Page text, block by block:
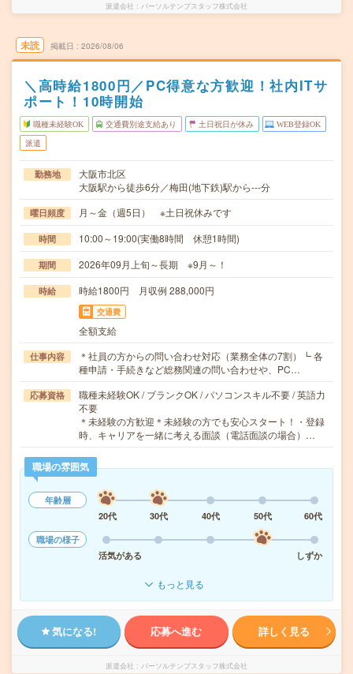
派遣会社 パーソルテンプスタッフ株式会社
未読 掲載日 2026/08/06
＼高時給1800円／PC得意な方歓迎！社内ITサ
ポート！10時開始
職種未経験OK 交通費別途支給あり 土日祝日が休み WEB登録OK
派遣
勤務地
大阪市北区
大阪駅から徒歩6分／梅田(地下鉄)駅から---分
曜日頻度 月～金（週5日） ※土日祝休みです
時間 10:00～19:00(実働8時間 休憩1時間)
期間 2026年09月上旬～長期 ※9月～！
時給 時給1800円 月収例 288,000円
交通費
全額支給
仕事内容
＊社員の方からの問い合わせ対応（業務全体の7割）┗ 各
種申請・手続きなど総務関連の問い合わせや、PC…
応募資格
職種未経験OK / ブランクOK / パソコンスキル不要 / 英語力
不要
＊未経験の方歓迎＊未経験の方でも安心スタート！・登録
時、キャリアを一緒に考える面談（電話面談の場合）…
職場の雰囲気
年齢層
20代
30代 40代 50代
60代
職場の様子
活気がある
しずか
もっと見る
気になる! 応募へ進む 詳しく見る
派遣会社 パーソルテンプスタッフ株式会社